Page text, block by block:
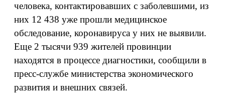
человека, контактировавших с заболевшими, из
них 12 438 уже прошли медицинское
обследование, коронавируса у них не выявили.
Еще 2 тысячи 939 жителей провинции
находятся в процессе диагностики, сообщили в
пресс-службе министерства экономического
развития и внешних связей.